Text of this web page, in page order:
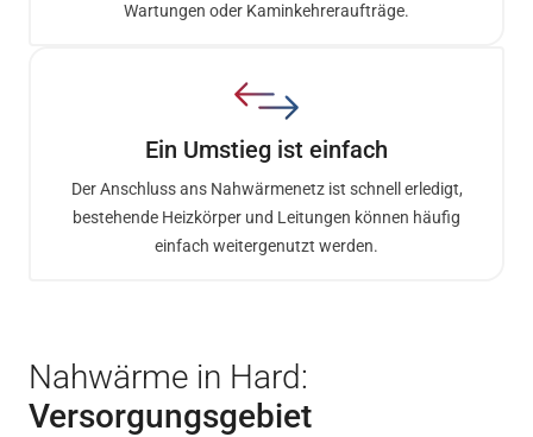
Wartungen oder Kaminkehreraufträge.
Ein Umstieg ist einfach
Der Anschluss ans Nahwärmenetz ist schnell erledigt,
bestehende Heizkörper und Leitungen können häufig
einfach weitergenutzt werden.
Nahwärme in Hard:
Versorgungsgebiet